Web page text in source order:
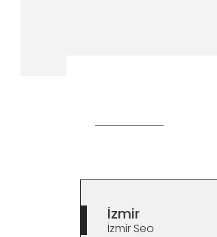
İzmir
İzmir Seo